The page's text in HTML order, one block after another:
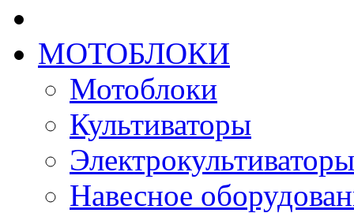
МОТОБЛОКИ
Мотоблоки
Культиваторы
Электрокультиваторы
Навесное